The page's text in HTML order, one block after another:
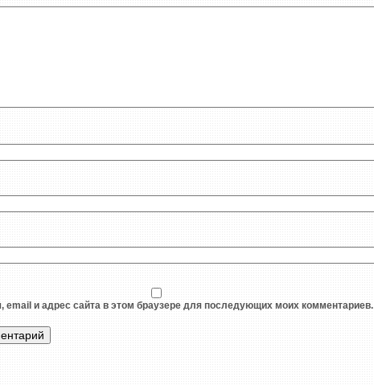
email и адрес сайта в этом браузере для последующих моих комментариев.